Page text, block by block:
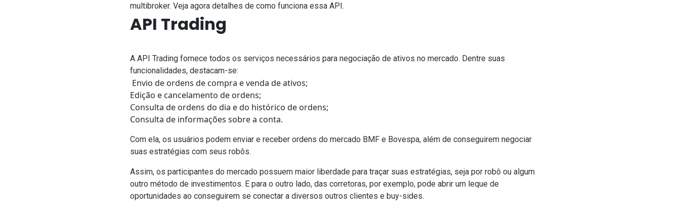
multibroker.Veja agora detalhes de como funciona essa API.
API Trading
A API Trading fornece todos os serviços necessários para negociação de ativos no mercado. Dentre suas
funcionalidades, destacam-se:
Envio de ordens de compra e venda de ativos;
Edição e cancelamento de ordens;
Consulta de ordens do dia e do histórico de ordens;
Consulta de informações sobre a conta.
Com ela, os usuários podem enviar e receber ordens do mercado BMF e Bovespa, além de conseguirem negociar
suas estratégias com seus robôs.
Assim, os participantes do mercado possuem maior liberdade para traçar suas estratégias, seja por robô ou algum
outro método de investimentos. E para o outro lado, das corretoras, por exemplo, pode abrir um leque de
oportunidades ao conseguirem se conectar a diversos outros clientes e buy-sides.